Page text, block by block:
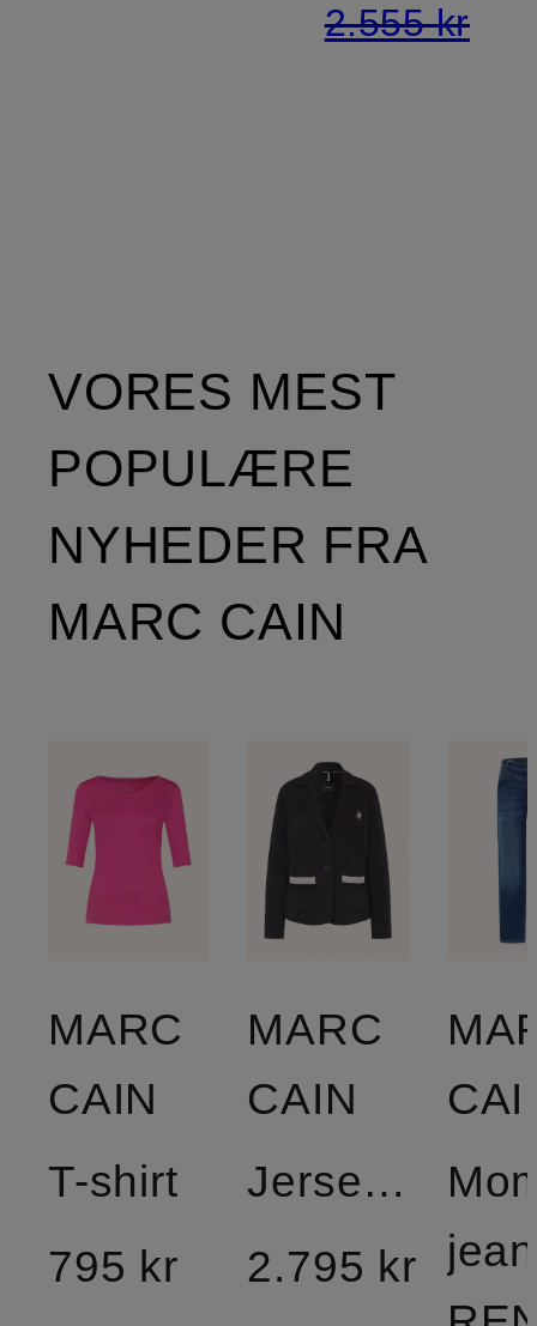
2.555 kr
VORES MEST
POPULÆRE
NYHEDER FRA
MARC CAIN
MARC
CAIN
T-shirt
795 kr
MARC
CAIN
Jerseyblazer
2.795 kr